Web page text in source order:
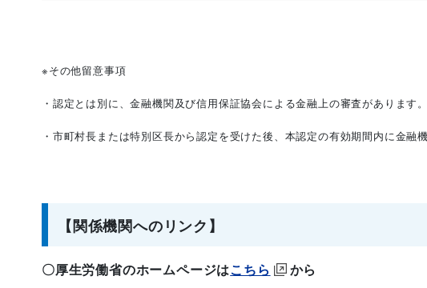
※その他留意事項
・認定とは別に、金融機関及び信用保証協会による金融上の審査があります。
・市町村長または特別区長から認定を受けた後、本認定の有効期間内に金
【関係機関へのリンク】
〇厚生労働省のホームページはこちら から